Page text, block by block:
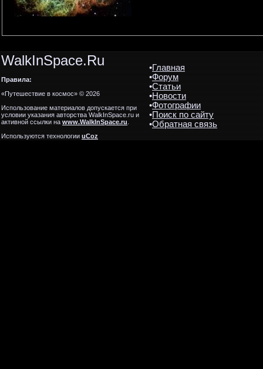
WalkInSpace.Ru
Правила:
«Путешествие в космос» © 2026
Использование материалов допускается при
условии указания авторства WalkInSpace.ru и
активной ссылки наwww.WalkInSpace.ru.
Используются технологииuCoz
•Главная
•Форум
•Статьи
•Новости
•Фотографии
•Поиск по сайту
•Обратная связь